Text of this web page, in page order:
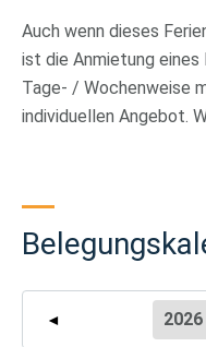
Auch wenn dieses
ist die Anmietung
Tage- / Wochenweise
individuellen Angebot.
◄ 2026